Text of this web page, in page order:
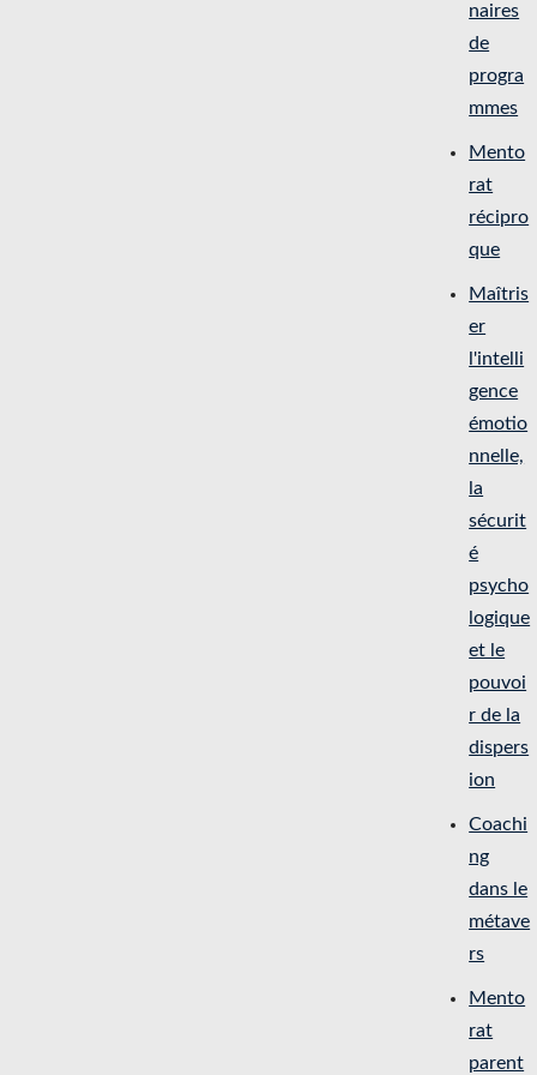
naires
de
progra
mmes
Mento
rat
récipro
que
Maîtris
er
l'intelli
gence
émotio
nnelle,
la
sécurit
é
psycho
logique
et le
pouvoi
r de la
dispers
ion
Coachi
ng
dans le
métave
rs
Mento
rat
parent